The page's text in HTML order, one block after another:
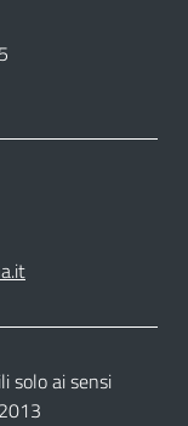
solo ai sensi